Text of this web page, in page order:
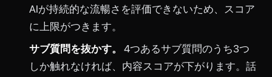
AIが持続的な流暢さを評価できないため、スコア
に上限がつきます。
サブ質問を抜かす。
4つあるサブ質問のうち3つ
しか触れなければ、内容スコアが下がります。話